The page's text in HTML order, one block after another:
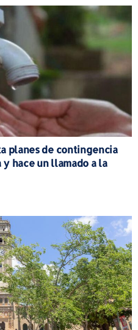
planes de contingencia
hace un llamado a la